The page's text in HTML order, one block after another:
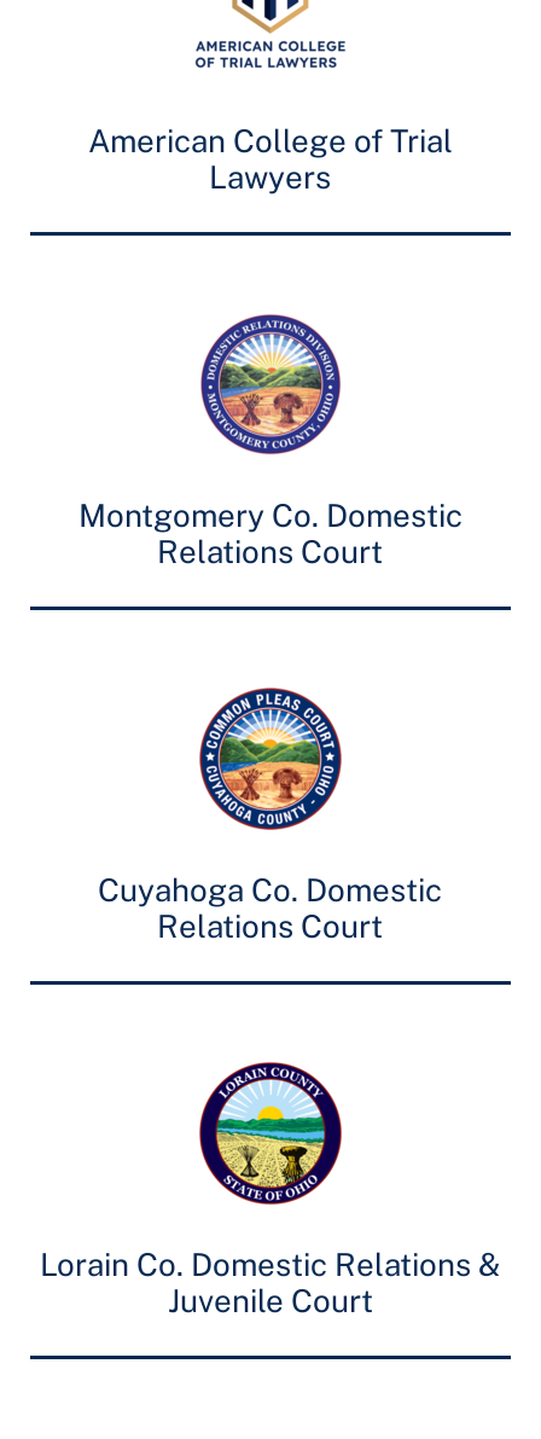
American College of Trial
Lawyers
Montgomery Co. Domestic
Relations Court
Cuyahoga Co. Domestic
Relations Court
Lorain Co. Domestic Relations &
Juvenile Court